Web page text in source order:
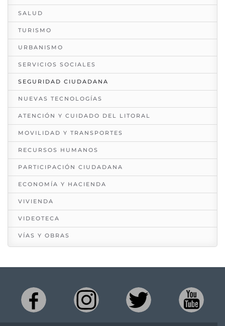
SALUD
TURISMO
URBANISMO
SERVICIOS SOCIALES
SEGURIDAD CIUDADANA
NUEVAS TECNOLOGÍAS
ATENCIÓN Y CUIDADO DEL LITORAL
MOVILIDAD Y TRANSPORTES
RECURSOS HUMANOS
PARTICIPACIÓN CIUDADANA
ECONOMÍA Y HACIENDA
VIVIENDA
VIDEOTECA
VÍAS Y OBRAS